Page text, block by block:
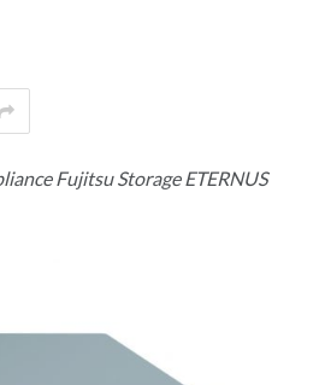
Fujitsu Storage ETERNUS